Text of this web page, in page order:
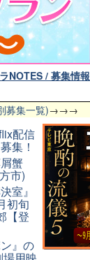
NOTES / 募集情報
募集一覧)→→→
配信
集！
蟹
市)
室』
初旬
【登
』の